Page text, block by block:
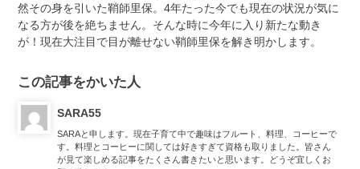
然その身を引いた鞘師里保。4年たった今でも現在の状況が気に
なる方が後を絶ちません。そんな時に今年に入り新たな動き
が！現在大注目で目が離せない鞘師里保を解き明かします。
この記事をかいた人
SARA55
SARAと申します。現在子育て中で趣味はフルート、料理、コーヒーで
す。料理とコーヒーに関しては好きすぎて資格も取りました。皆さん
が見て楽しめる記事をたくさん書きたいと思います。どうぞ宜しくお